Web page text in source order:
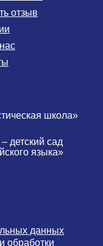
детский сад
языка»
школа»
отзыв
данных
обработки